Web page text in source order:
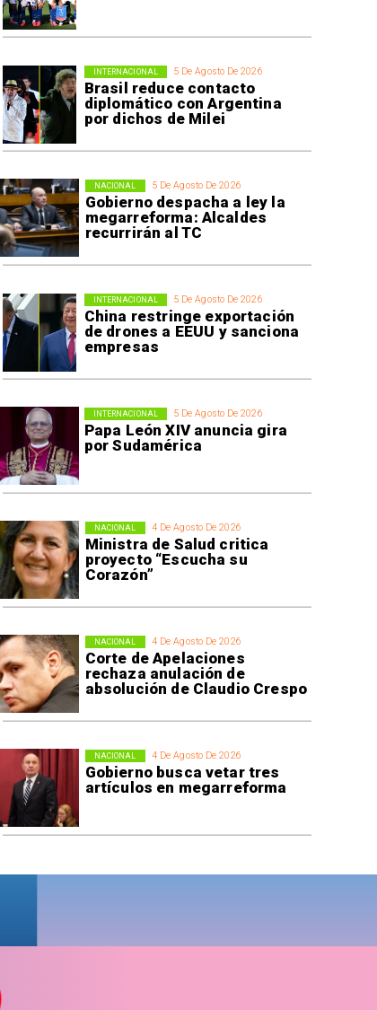
5 De Agosto De 2026
Brasil reduce contacto
diplomático con Argentina
por dichos de Milei
INTERNACIONAL
5 De Agosto De 2026
Gobierno despacha a ley la
megarreforma: Alcaldes
recurrirán al TC
NACIONAL
5 De Agosto De 2026
China restringe exportación
de drones a EEUU y sanciona
empresas
INTERNACIONAL
5 De Agosto De 2026
Papa León XIV anuncia gira
por Sudamérica
INTERNACIONAL
4 De Agosto De 2026
Ministra de Salud critica
proyecto “Escucha su
Corazón”
NACIONAL
4 De Agosto De 2026
Corte de Apelaciones
rechaza anulación de
absolución de Claudio Crespo
NACIONAL
4 De Agosto De 2026
Gobierno busca vetar tres
artículos en megarreforma
NACIONAL